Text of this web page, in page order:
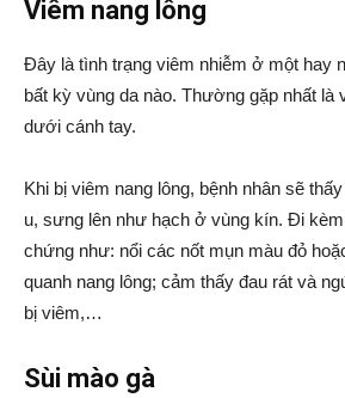
Viêm nang lông
Đây là tình trạng viêm nhiễm ở một hay
bất kỳ vùng da nào. Thường gặp nhất là
dưới cánh tay.
Khi bị viêm nang lông, bệnh nhân sẽ
u, sưng lên như hạch ở vùng kín. Đi
chứng như: nổi các nốt mụn màu đỏ
quanh nang lông; cảm thấy đau rát và
bị viêm,…
Sùi mào gà